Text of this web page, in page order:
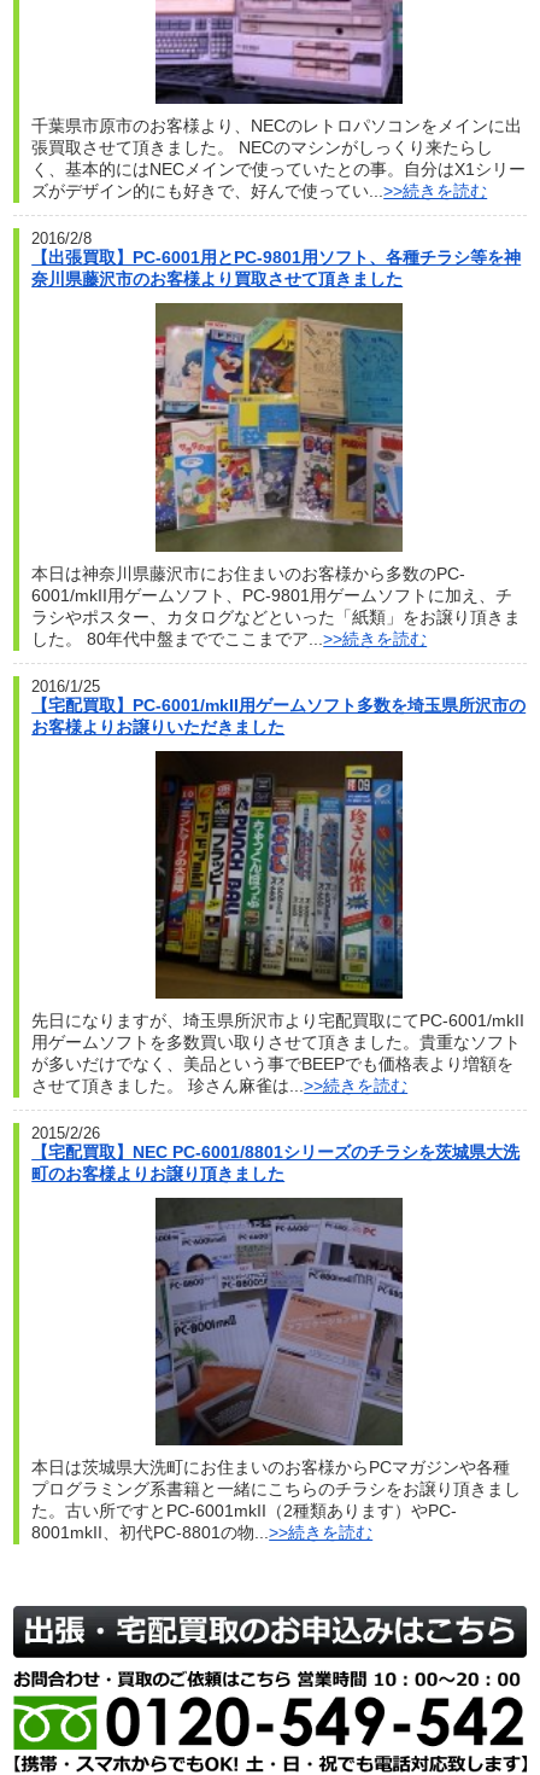
千葉県市原市のお客様より、NECのレトロパソコンをメインに出
張買取させて頂きました。 NECのマシンがしっくり来たらし
く、基本的にはNECメインで使っていたとの事。自分はX1シリー
ズがデザイン的にも好きで、好んで使ってい...>>続きを読む
2016/2/8
【出張買取】PC-6001用とPC-9801用ソフト、各種チラシ等を神
奈川県藤沢市のお客様より買取させて頂きました
本日は神奈川県藤沢市にお住まいのお客様から多数のPC-
6001/mkII用ゲームソフト、PC-9801用ゲームソフトに加え、チ
ラシやポスター、カタログなどといった「紙類」をお譲り頂きま
した。 80年代中盤まででここまでア...>>続きを読む
2016/1/25
【宅配買取】PC-6001/mkII用ゲームソフト多数を埼玉県所沢市の
お客様よりお譲りいただきました
先日になりますが、埼玉県所沢市より宅配買取にてPC-6001/mkII
用ゲームソフトを多数買い取りさせて頂きました。貴重なソフト
が多いだけでなく、美品という事でBEEPでも価格表より増額を
させて頂きました。 珍さん麻雀は...>>続きを読む
2015/2/26
【宅配買取】NEC PC-6001/8801シリーズのチラシを茨城県大洗
町のお客様よりお譲り頂きました
本日は茨城県大洗町にお住まいのお客様からPCマガジンや各種
プログラミング系書籍と一緒にこちらのチラシをお譲り頂きまし
た。古い所ですとPC-6001mkII（2種類あります）やPC-
8001mkII、初代PC-8801の物...>>続きを読む